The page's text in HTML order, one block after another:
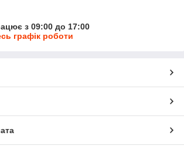
з 09:00 до 17:00
графік роботи